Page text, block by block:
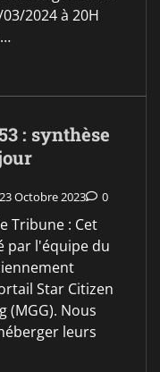
03/2024 à 20H
: synthèse
23 Octobre 2023 0
Tribune : Cet
par l'équipe du
Star Citizen
(MGG). Nous
leurs